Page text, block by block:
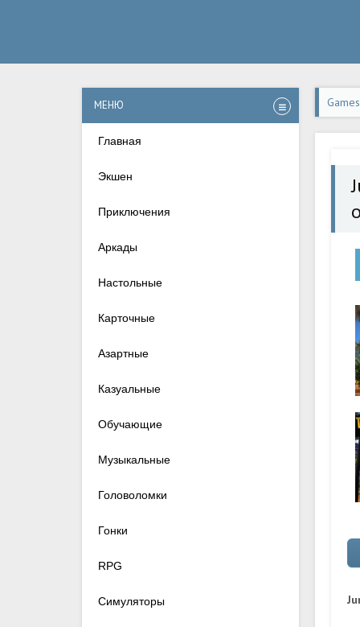
МЕНЮ
Главная
Экшен
Приключения
Аркады
Настольные
Карточные
Азартные
Казуальные
Обучающие
Музыкальные
Головоломки
Гонки
RPG
Симуляторы